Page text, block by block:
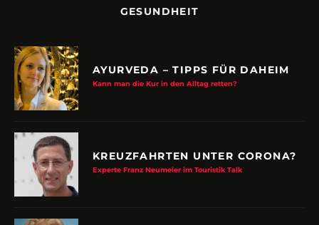
GESUNDHEIT
AYURVEDA – TIPPS FÜR DAHEIM
Kann man die Kur in den Alltag retten?
KREUZFAHRTEN UNTER CORONA?
Experte Franz Neumeier im Touristik Talk